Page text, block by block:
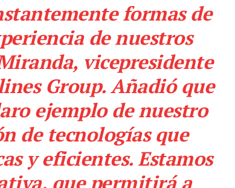
formas de
de nuestros
vicepresidente
Group. Añadió que
ejemplo de nuestro
de tecnologías que
y eficientes. Estamos
que permitirá a